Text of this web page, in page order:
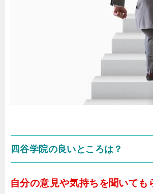
四谷学院の良いところは？
自分の意見や気持ちを聞いても